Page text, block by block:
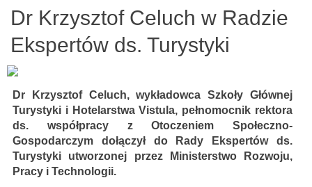
Dr Krzysztof Celuch w Radzie
Ekspertów ds. Turystyki
Dr Krzysztof Celuch, wykładowca Szkoły Głównej
Turystyki i Hotelarstwa Vistula, pełnomocnik rektora
ds. współpracy z Otoczeniem Społeczno-
Gospodarczym dołączył do Rady Ekspertów ds.
Turystyki utworzonej przez Ministerstwo Rozwoju,
Pracy i Technologii.